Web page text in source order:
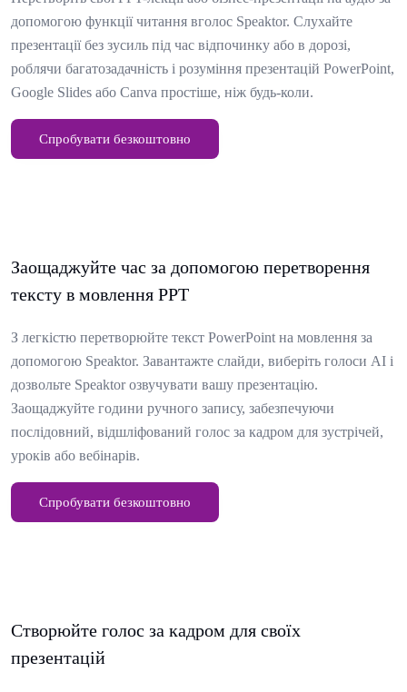
допомогою функції читання вголос Speaktor. Слухайте
презентації без зусиль під час відпочинку або в дорозі,
роблячи багатозадачність і розуміння презентацій PowerPoint,
Google Slides або Canva простіше, ніж будь-коли.
Спробувати безкоштовно
Заощаджуйте час за допомогою перетворення
тексту в мовлення PPT
З легкістю перетворюйте текст PowerPoint на мовлення за
допомогою Speaktor. Завантажте слайди, виберіть голоси AI і
дозвольте Speaktor озвучувати вашу презентацію.
Заощаджуйте години ручного запису, забезпечуючи
послідовний, відшліфований голос за кадром для зустрічей,
уроків або вебінарів.
Спробувати безкоштовно
Створюйте голос за кадром для своїх
презентацій